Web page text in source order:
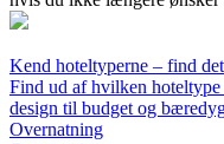
Kend hoteltyperne – find
Find ud af hvilken
design til budget og
Overnatning